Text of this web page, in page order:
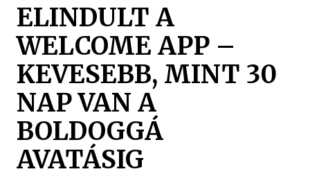
ELINDULT A
WELCOME APP –
KEVESEBB, MINT 30
NAP VAN A
BOLDOGGÁ
AVATÁSIG